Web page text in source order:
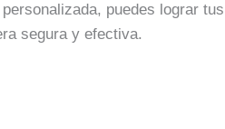
puedes lograr
segura y efectiva.